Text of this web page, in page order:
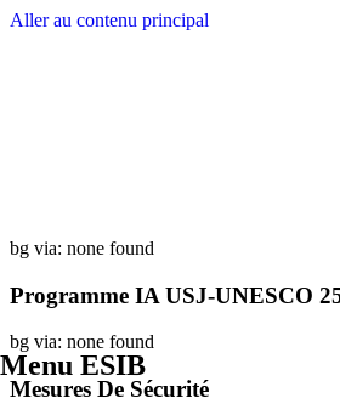
Aller au contenu principal
Menu ESIB
bg via: none found
Programme IA USJ-UNESCO
bg via: none found
Mesures De Sécurité